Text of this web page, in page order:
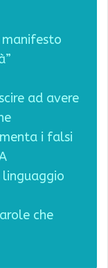
ad avere
i falsi
che